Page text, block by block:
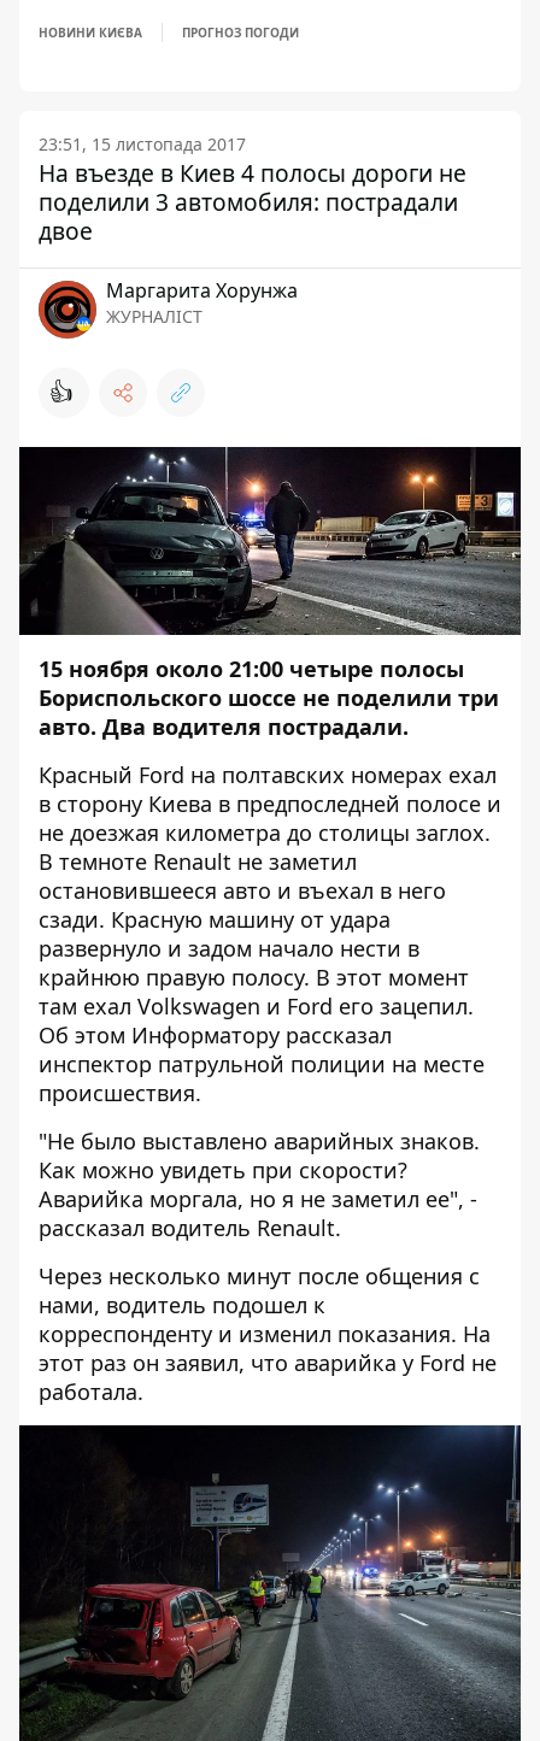
НОВИНИ КИЄВА ПРОГНОЗ ПОГОДИ
23:51, 15 листопада 2017
На въезде в Киев 4 полосы дороги не
поделили 3 автомобиля: пострадали
двое
Маргарита Хорунжа
ЖУРНАЛІСТ
👍
15 ноября около 21:00 четыре полосы
Бориспольского шоссе не поделили три
авто. Два водителя пострадали.
Красный Ford на полтавских номерах ехал
в сторону Киева в предпоследней полосе и
не доезжая километра до столицы заглох.
В темноте Renault не заметил
остановившееся авто и въехал в него
сзади. Красную машину от удара
развернуло и задом начало нести в
крайнюю правую полосу. В этот момент
там ехал Volkswagen и Ford его зацепил.
Об этом Информатору рассказал
инспектор патрульной полиции на месте
происшествия.
"Не было выставлено аварийных знаков.
Как можно увидеть при скорости?
Аварийка моргала, но я не заметил ее", -
рассказал водитель Renault.
Через несколько минут после общения с
нами, водитель подошел к
корреспонденту и изменил показания. На
этот раз он заявил, что аварийка у Ford не
работала.